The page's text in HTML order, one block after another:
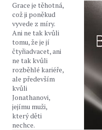
Grace je těhotná,
což ji poněkud
vyvede z míry.
Ani ne tak kvůli
tomu, že je jí
čtyřiadvacet, ani
ne tak kvůli
rozběhlé kariéře,
ale především
kvůli
Jonathanovi,
jejímu muži,
který děti
nechce.